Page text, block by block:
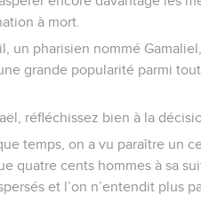
à mort.
un pharisien nommé
grande popularité parmi
réfléchissez bien à la
temps, on a vu paraître un
quatre cents hommes à sa
et l’on n’entendit plus